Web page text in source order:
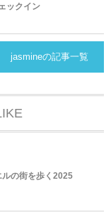
ックイン
jasmineの記事一覧
の街を歩く2025